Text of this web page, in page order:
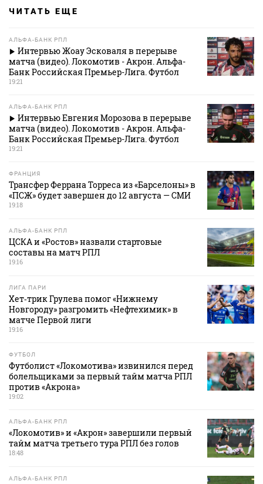
ЧИТАТЬ ЕЩЕ
АЛЬФА-БАНК РПЛ
Интервью Жоау Эсковаля в перерыве
матча (видео). Локомотив - Акрон. Альфа-
Банк Российская Премьер-Лига. Футбол
19:21
АЛЬФА-БАНК РПЛ
Интервью Евгения Морозова в перерыве
матча (видео). Локомотив - Акрон. Альфа-
Банк Российская Премьер-Лига. Футбол
19:21
ФРАНЦИЯ
Трансфер Феррана Торреса из «Барселоны» в
«ПСЖ» будет завершен до 12 августа — СМИ
19:18
АЛЬФА-БАНК РПЛ
ЦСКА и «Ростов» назвали стартовые
составы на матч РПЛ
19:16
ЛИГА ПАРИ
Хет‑трик Грулева помог «Нижнему
Новгороду» разгромить «Нефтехимик» в
матче Первой лиги
19:16
ФУТБОЛ
Футболист «Локомотива» извинился перед
болельщиками за первый тайм матча РПЛ
против «Акрона»
19:02
АЛЬФА-БАНК РПЛ
«Локомотив» и «Акрон» завершили первый
тайм матча третьего тура РПЛ без голов
18:48
АЛЬФА-БАНК РПЛ